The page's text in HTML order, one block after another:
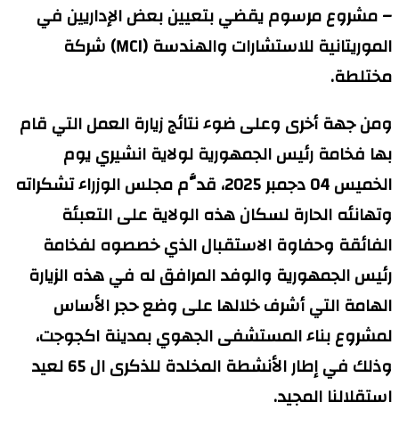
– مشروع مرسوم يقضي بتعيين بعض الإداريين في
الموريتانية للاستشارات والهندسة (MCI) شركة
مختلطة.
ومن جهة أخرى وعلى ضوء نتائج زيارة العمل التي قام
بها فخامة رئيس الجمهورية لولاية انشيري يوم
الخميس 04 دجمبر 2025، قدَّم مجلس الوزراء تشكراته
وتهانئه الحارة لسكان هذه الولاية على التعبئة
الفائقة وحفاوة الاستقبال الذي خصصوه لفخامة
رئيس الجمهورية والوفد المرافق له في هذه الزيارة
الهامة التي أشرف خلالها على وضع حجر الأساس
لمشروع بناء المستشفى الجهوي بمدينة اكجوجت،
وذلك في إطار الأنشطة المخلدة للذكرى ال 65 لعيد
استقلالنا المجيد.